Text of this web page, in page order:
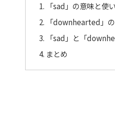
「sad」の意味と使
「downhearted」
「sad」と「
まとめ